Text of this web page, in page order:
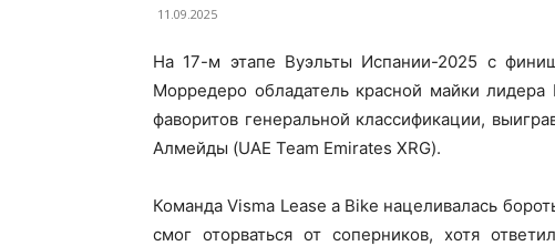
11.09.2025
На 17-м этапе Вуэльты Испании-2025 с
Морредеро обладатель красной майки
фаворитов генеральной классификации,
Алмейды (UAE Team Emirates XRG).
Команда Visma Lease a Bike нацеливалась
смог оторваться от соперников, хотя